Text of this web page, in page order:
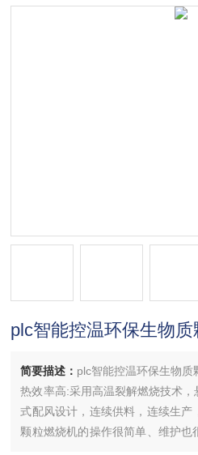
plc智能控温环保生物
简要描述： plc智能控温环保生物质
热效率高:采用高温裂解燃烧技术
式配风设计，连续供料，连续生产
颗粒燃烧机的操作很简单、维护也